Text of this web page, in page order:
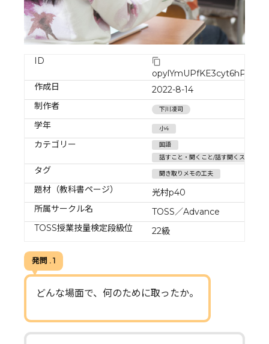
ID
opylYmUPfKE3cyt6hPPH
作成日
2022-8-14
制作者
下川凌司
学年 小4
カテゴリー
国語
話すこと・聞くこと/話す聞くスキル
タグ 聞き取りメモの工夫
題材（教科書ページ）
光村p40
所属サークル名
TOSS／Advance
TOSS授業技量検定段級位
22級
発問 . 1
どんな場面で、何のために取ったか。